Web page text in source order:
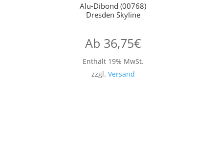
Alu-Dibond (00768)
Dresden Skyline
Ab 36,75€
Enthält 19% MwSt.
zzgl. Versand